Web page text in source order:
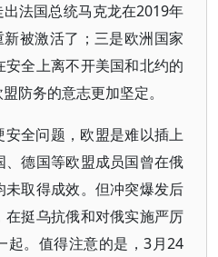
法国总统马克龙在2019年
被激活了；三是欧洲国家
全上离不开美国和北约的
防务的意志更加坚定。
全问题，欧盟是难以插上
德国等欧盟成员国曾在俄
取得成效。但冲突爆发后
挺乌抗俄和对俄实施严厉
起。值得注意的是，3月24